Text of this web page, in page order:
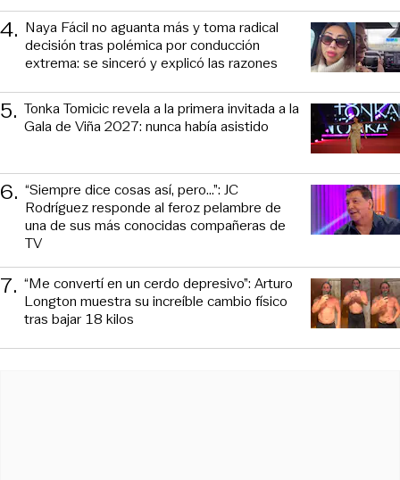
4. Naya Fácil no aguanta más y toma radical
decisión tras polémica por conducción
extrema: se sinceró y explicó las razones
5. Tonka Tomicic revela a la primera invitada a la
Gala de Viña 2027: nunca había asistido
6. “Siempre dice cosas así, pero...”: JC
Rodríguez responde al feroz pelambre de
una de sus más conocidas compañeras de
TV
7. “Me convertí en un cerdo depresivo”: Arturo
Longton muestra su increíble cambio físico
tras bajar 18 kilos